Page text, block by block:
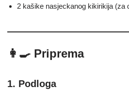
2 kašike nasjeckanog kikirikija (za
👩‍🍳 Priprema
1. Podloga